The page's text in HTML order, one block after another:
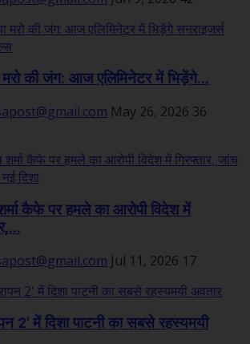
मरो की जंग: आज एलिमिनेटर में भिड़ेंगे...
May 26, 2026 36
कैफे पर हमले का आरोपी विदेश में
Jul 11, 2026 17
2' में दिशा पाटनी का सबसे रहस्यमयी